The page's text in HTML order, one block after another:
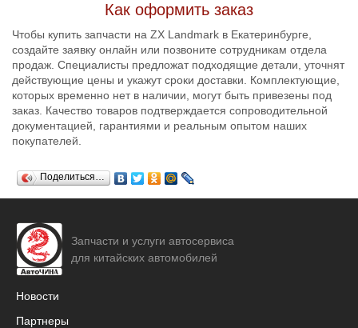
Как оформить заказ
Чтобы купить запчасти на ZX Landmark в Екатеринбурге,
создайте заявку онлайн или позвоните сотрудникам отдела
продаж. Специалисты предложат подходящие детали, уточнят
действующие цены и укажут сроки доставки. Комплектующие,
которых временно нет в наличии, могут быть привезены под
заказ. Качество товаров подтверждается сопроводительной
документацией, гарантиями и реальным опытом наших
покупателей.
Поделиться…
Запчасти и услуги автосервиса
для китайских автомобилей
Новости
Партнеры